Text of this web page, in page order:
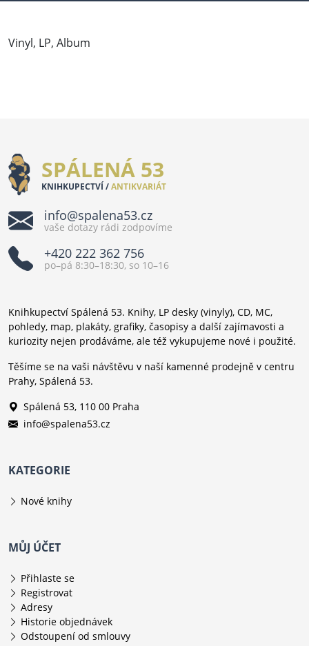
Vinyl, LP, Album
SPÁLENÁ 53
KNIHKUPECTVÍ /ANTIKVARIÁT
info@spalena53.cz
vaše dotazy rádi zodpovíme
+420 222 362 756
po–pá 8:30–18:30, so 10–16
Knihkupectví Spálená 53. Knihy, LP desky (vinyly), CD, MC,
pohledy, map, plakáty, grafiky, časopisy a další zajímavosti a
kuriozity nejen prodáváme, ale též vykupujeme nové i použité.
Těšíme se na vaši návštěvu v naší kamenné prodejně v centru
Prahy, Spálená 53.
Spálená 53, 110 00 Praha
info@spalena53.cz
KATEGORIE
Nové knihy
MŮJ ÚČET
Přihlaste se
Registrovat
Adresy
Historie objednávek
Odstoupení od smlouvy